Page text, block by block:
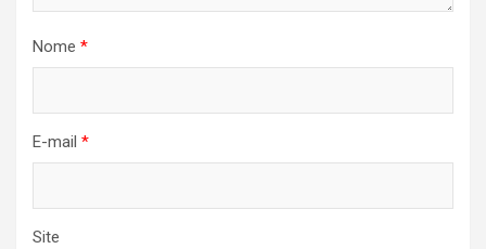
Nome *
E-mail *
Site